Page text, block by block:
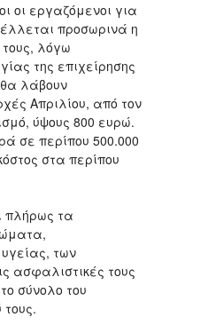
οι εργαζόμενοι για
προσωρινά η
λόγω
της επιχείρησης
λάβουν
Απριλίου, από τον
ύψους 800 ευρώ.
σε περίπου 500.000
στα περίπου
πλήρως τα
υγείας, των
ασφαλιστικές τους
σύνολο του
τους.